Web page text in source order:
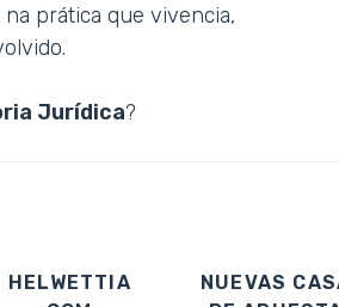
prática que vivencia,
Jurídica?
HELWETTIA
NUEVAS